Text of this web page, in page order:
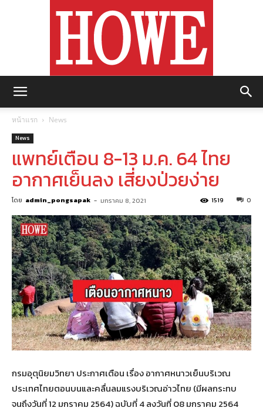
หน้าแรก News
News
แพทย์เตือน 8-13 ม.ค. 64 ไทย
อากาศเย็นลง เสี่ยงป่วยง่าย
โดย admin_pongsapak - มกราคม 8, 2021 0
1519
กรมอุตุนิยมวิทยา ประกาศเตือน เรื่อง อากาศหนาวเย็นบริเวณ
ประเทศไทยตอนบนและคลื่นลมแรงบริเวณอ่าวไทย (มีผลกระทบ
จนถึงวันที่ 12 มกราคม 2564) ฉบับที่ 4 ลงวันที่ 08 มกราคม 2564